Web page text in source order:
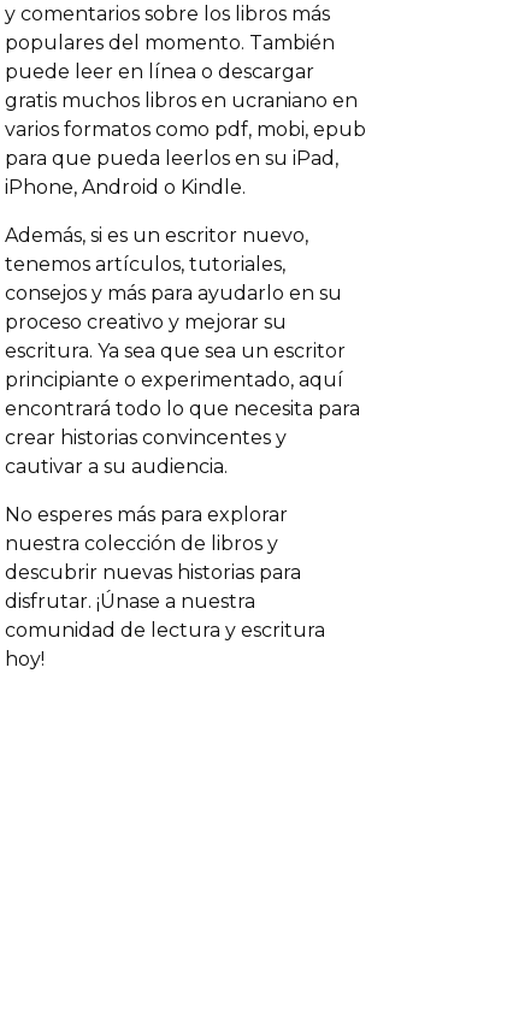
y comentarios sobre los libros más
populares del momento. También
puede leer en línea o descargar
gratis muchos libros en ucraniano en
varios formatos como pdf, mobi, epub
para que pueda leerlos en su iPad,
iPhone, Android o Kindle.
Además, si es un escritor nuevo,
tenemos artículos, tutoriales,
consejos y más para ayudarlo en su
proceso creativo y mejorar su
escritura. Ya sea que sea un escritor
principiante o experimentado, aquí
encontrará todo lo que necesita para
crear historias convincentes y
cautivar a su audiencia.
No esperes más para explorar
nuestra colección de libros y
descubrir nuevas historias para
disfrutar. ¡Únase a nuestra
comunidad de lectura y escritura
hoy!